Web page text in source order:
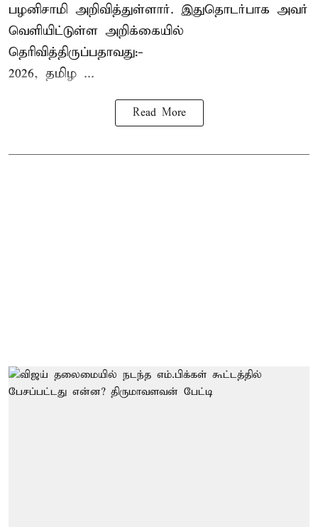
பழனிசாமி அறிவித்துள்ளார். இதுதொடர்பாக அவர்
வெளியிட்டுள்ள அறிக்கையில்
தெரிவித்திருப்பதாவது:-
2026, தமிழ ...
Read More